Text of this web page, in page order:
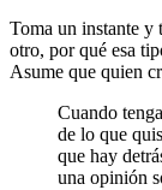
Toma un instante y
otro, por qué esa
Asume que quien
Cuando
de lo que
que hay
una opinión